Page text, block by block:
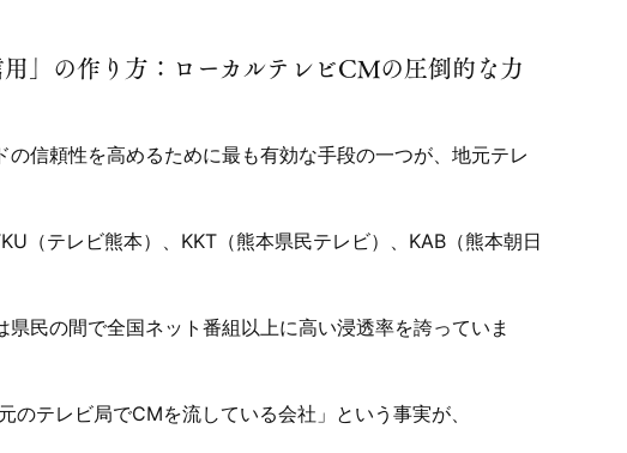
」の作り方：ローカルテレビCMの圧倒的な力
信頼性を高めるために最も有効な手段の一つが、地元テレ
（テレビ熊本）、KKT（熊本県民テレビ）、KAB（熊本朝日
民の間で全国ネット番組以上に高い浸透率を誇っていま
テレビ局でCMを流している会社」という事実が、